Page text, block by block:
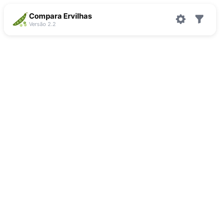
Compara Ervilhas
Versão 2.2